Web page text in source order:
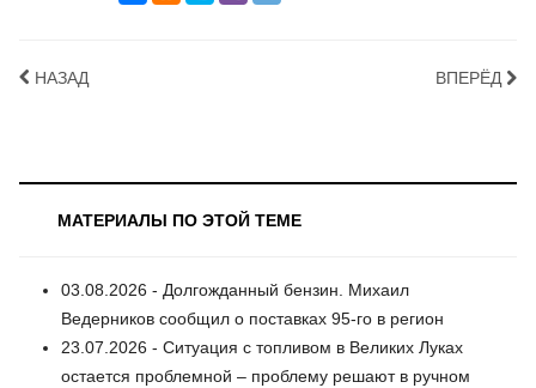
НАЗАД ВПЕРЁД
МАТЕРИАЛЫ ПО ЭТОЙ ТЕМЕ
03.08.2026 - Долгожданный бензин. Михаил
Ведерников сообщил о поставках 95-го в регион
23.07.2026 - Ситуация с топливом в Великих Луках
остается проблемной – проблему решают в ручном